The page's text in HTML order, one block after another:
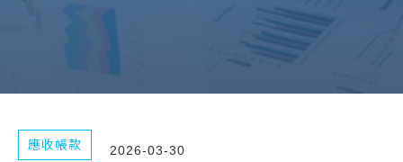
企業融資
房屋副擔保融資
應收帳款 2026-03-30